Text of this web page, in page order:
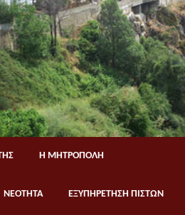
Η ΜΗΤΡΟΠΟΛΗ
ΝΕΟΤΗΤΑ ΕΞΥΠΗΡΕΤΗΣΗ ΠΙΣΤΩΝ